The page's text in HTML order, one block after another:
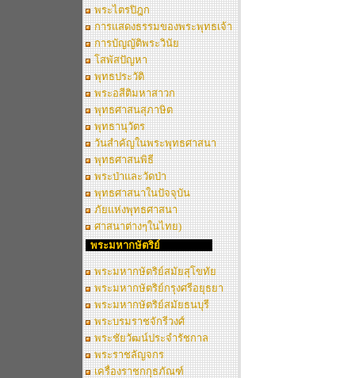
พระไตรปิฎก
การแสดงธรรมของพระพุทธเจ้า
การบัญญัติพระวินัย
โสพัสปัญหา
พุทธประวัติ
พระอสีติมหาสาวก
พุทธศาสนสุภาษิต
พุทธานุวัตร
วันสำคัญในพระพุทธศาสนา
พุทธศาสนพิธี
พระป่าและวัดป่า
พุทธศาสนาในปัจจุบัน
ภัยแห่งพุทธศาสนา
ศาสนาต่างๆในไทย)
พระมหากษัตริย์
พระมหากษัตริย์สมัยสุโขทัย
พระมหากษัตริย์กรุงศรีอยุธยา
พระมหากษัตริย์สมัยธนบุรี
พระบรมราชจักรีวงศ์
พระชัยวัฒน์ประจำรัชกาล
พระราชลัญจกร
เครื่องราชกกุธภัณฑ์